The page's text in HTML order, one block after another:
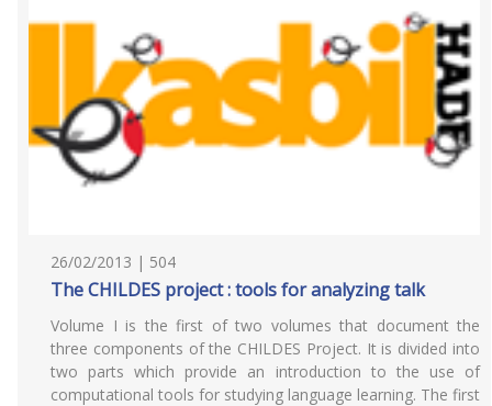
26/02/2013 | 504
The CHILDES project : tools for analyzing talk
Volume I is the first of two volumes that document the
three components of the CHILDES Project. It is divided into
two parts which provide an introduction to the use of
computational tools for studying language learning. The first